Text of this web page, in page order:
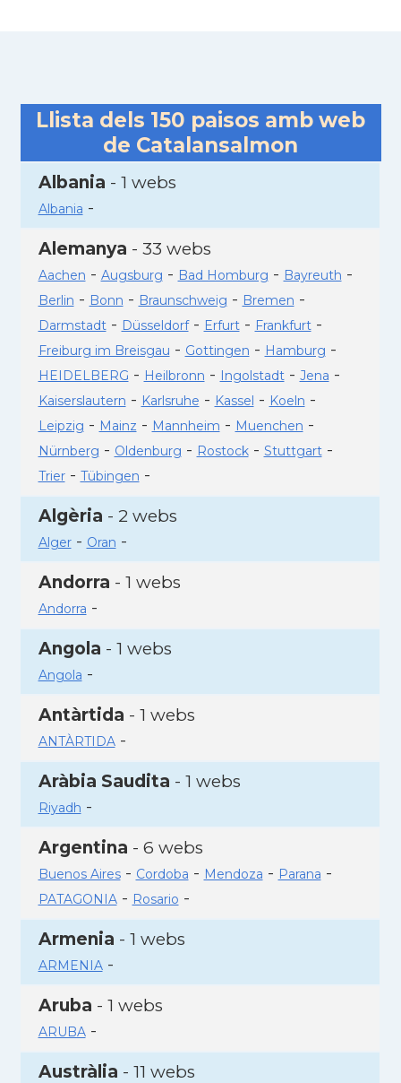
Llista dels 150 paisos amb web
de Catalansalmon
Albania - 1 webs
Albania -
Alemanya - 33 webs
Aachen - Augsburg - Bad Homburg - Bayreuth -
Berlin - Bonn - Braunschweig - Bremen -
Darmstadt- Düsseldorf- Erfurt- Frankfurt-
Freiburg im Breisgau - Gottingen - Hamburg -
HEIDELBERG - Heilbronn - Ingolstadt- Jena -
Kaiserslautern - Karlsruhe - Kassel - Koeln -
Leipzig - Mainz - Mannheim - Muenchen -
Nürnberg - Oldenburg - Rostock- Stuttgart-
Trier- Tübingen -
Algèria - 2 webs
Alger- Oran -
Andorra - 1 webs
Andorra -
Angola - 1 webs
Angola -
Antàrtida - 1 webs
ANTÀRTIDA-
Aràbia Saudita - 1 webs
Riyadh -
Argentina - 6 webs
Buenos Aires- Cordoba - Mendoza - Parana -
PATAGONIA- Rosario -
Armenia - 1 webs
ARMENIA-
Aruba - 1 webs
ARUBA-
Austràlia - 11 webs